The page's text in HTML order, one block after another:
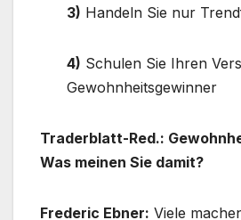
3) Handeln Sie nur
4) Schulen Sie Ihren
Gewohnheitsgewinner
Traderblatt-Red.:
Was meinen Sie damit?
Frederic Ebner: Viele